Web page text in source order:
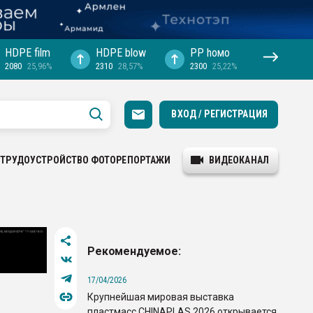
HDPE film
2080 25,96%
HDPE blow
2310 28,57%
PP hомо
2300 25,22%
ВХОД / РЕГИСТРАЦИЯ
ТРУДОУСТРОЙСТВО ФОТОРЕПОРТАЖИ ВИДЕОКАНАЛ
Рекомендуемое:
17/04/2026
Крупнейшая мировая выставка